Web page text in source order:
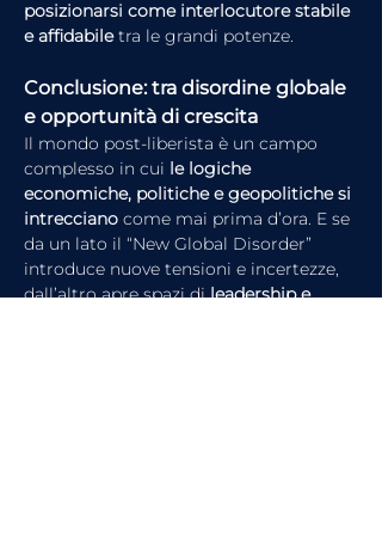
posizionarsi come interlocutore stabile
e affidabile tra le grandi potenze.
Conclusione: tra disordine globale
e opportunità di crescita
Il mondo post-liberista è un campo
complesso in cui le logiche
economiche, politiche e geopolitiche si
intrecciano come mai prima d’ora. E se
da un lato il “New Global Disorder”
introduce nuove tensioni e incertezze,
dall’altro apre spazi di leadership e